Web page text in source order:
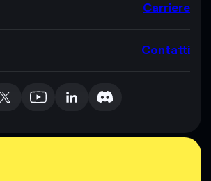
Carriere
Contatti